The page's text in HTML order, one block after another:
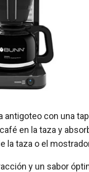
con una
en la taza y
la taza o el
y un sabor